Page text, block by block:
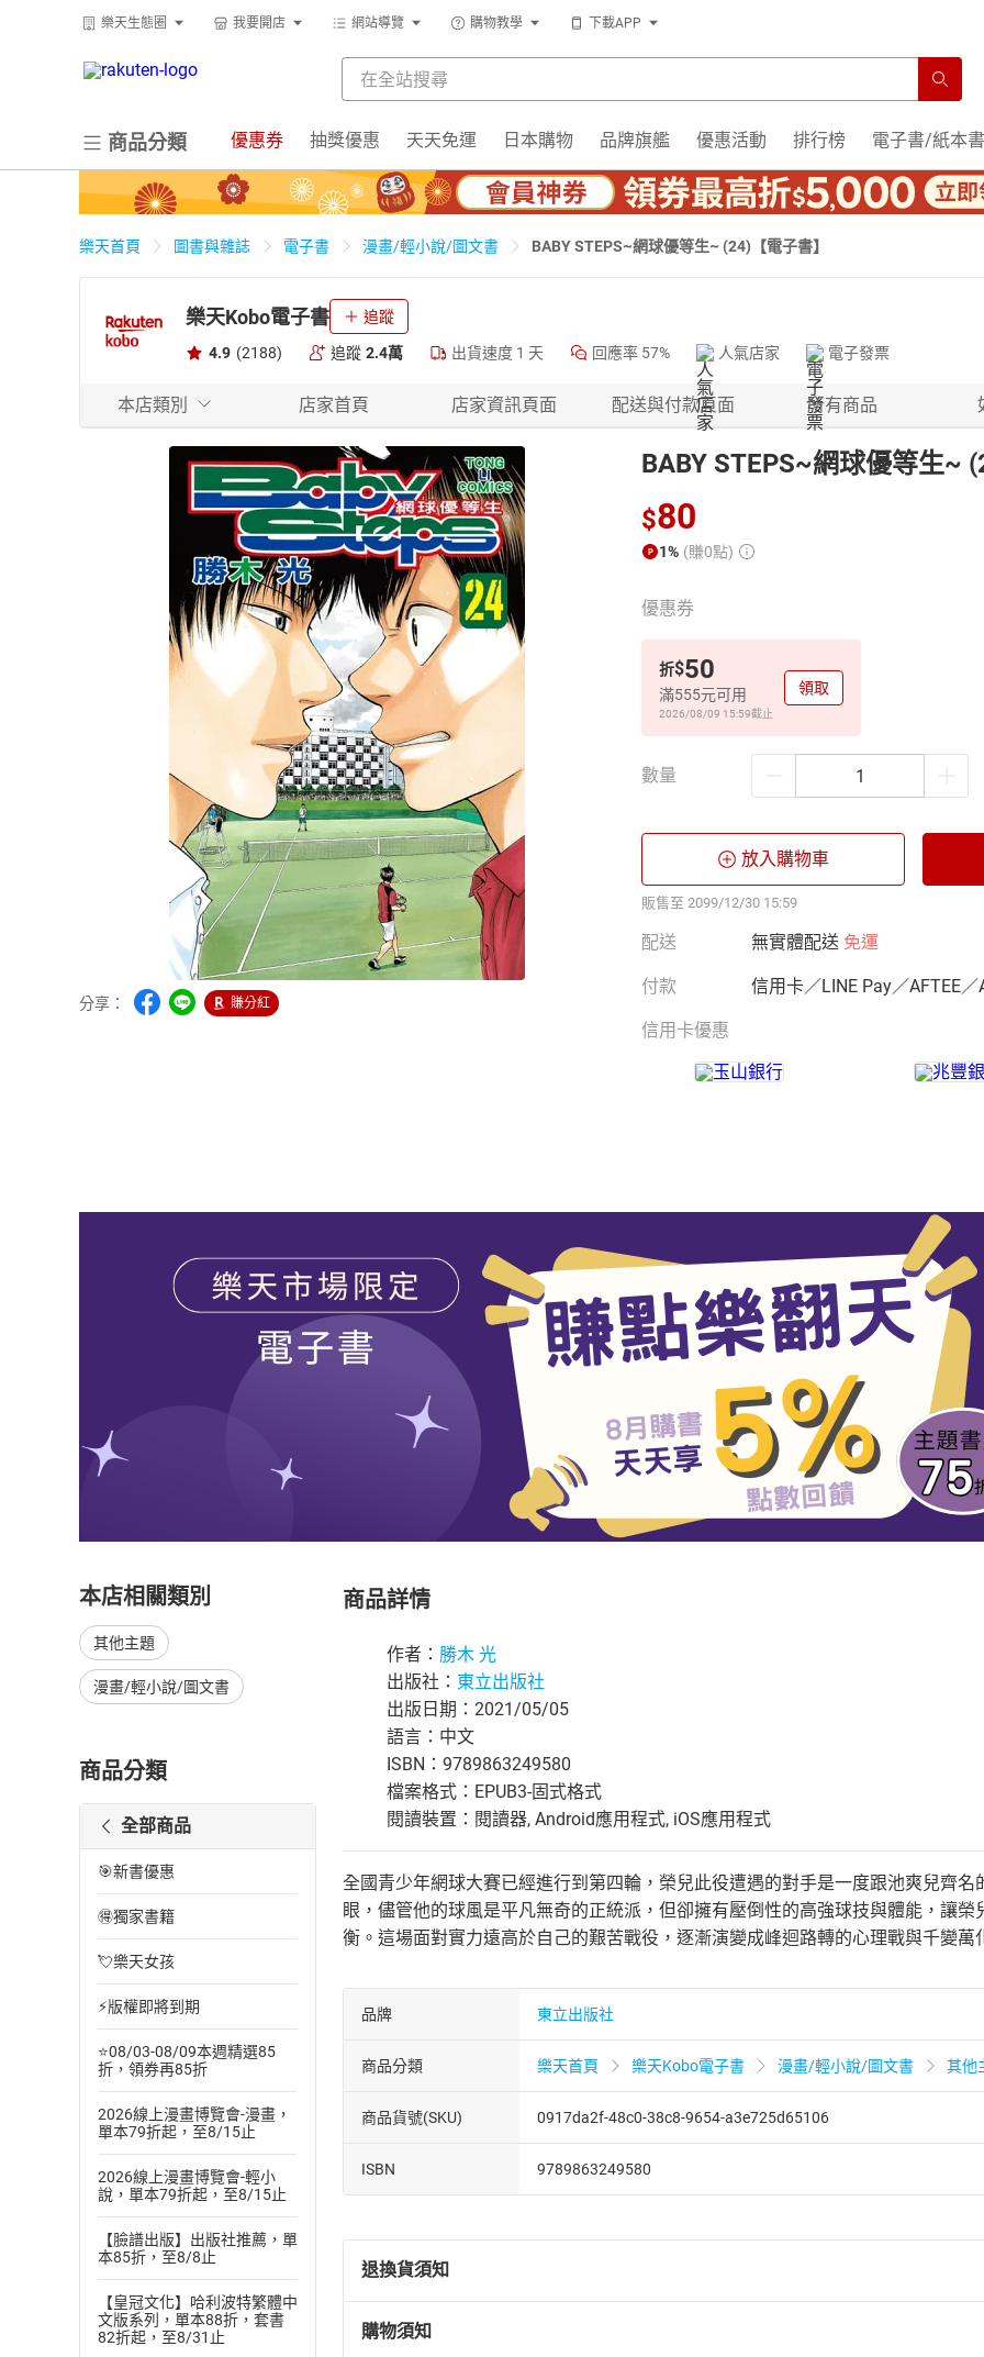
樂天生態圈 我要開店 網站導覽 購物教學 下載APP
商品分類 優惠券 抽獎優惠 天天免運 日本購物 品牌旗艦 優惠活動 排行榜 電子書/紙本書
樂天首頁 圖書與雜誌 電子書 漫畫/輕小說/圖文書 BABY STEPS~網球優等生~ (24)【電子書】
樂天Kobo電子書 追蹤
4.9 (2188) 追蹤 2.4萬 出貨速度 1 天 回應率 57% 人氣店家 電子發票
本店類別 店家首頁 店家資訊頁面 配送與付款頁面 所有商品
分享： 賺分紅
BABY STEPS~網球優等生~
$80
1% (賺0點)
優惠券
折$50
滿555元可用
2026/08/09 15:59截止
領取
數量
放入購物車
販售至 2099/12/30 15:59
配送 無實體配送 免運
付款 信用卡／LINE Pay／AFTEE／
信用卡優惠
本店相關類別
其他主題
漫畫/輕小說/圖文書
商品分類
全部商品
🎯新書優惠
🉐獨家書籍
💘樂天女孩
⚡版權即將到期
⭐08/03-08/09本週精選85
折，領券再85折
2026線上漫畫博覽會-漫畫，
單本79折起，至8/15止
2026線上漫畫博覽會-輕小
說，單本79折起，至8/15止
【臉譜出版】出版社推薦，單
本85折，至8/8止
【皇冠文化】哈利波特繁體中
文版系列，單本88折，套書
82折起，至8/31止
商品詳情
作者： 勝木 光
出版社： 東立出版社
出版日期：2021/05/05
語言：中文
ISBN：9789863249580
檔案格式：EPUB3-固式格式
閱讀裝置：閱讀器, Android應用程式, iOS應用程式
全國青少年網球大賽已經進行到第四輪，榮兒此役遭遇的對手是一度跟池爽兒齊
眼，儘管他的球風是平凡無奇的正統派，但卻擁有壓倒性的高強球技與體能，讓
衡。這場面對實力遠高於自己的艱苦戰役，逐漸演變成峰迴路轉的心理戰與千變萬
品牌 東立出版社
商品分類 樂天首頁 樂天Kobo電子書 漫畫/輕小說/圖文書 其他
商品貨號(SKU) 0917da2f-48c0-38c8-9654-a3e725d65106
ISBN 9789863249580
退換貨須知
退換貨規定：
購物須知